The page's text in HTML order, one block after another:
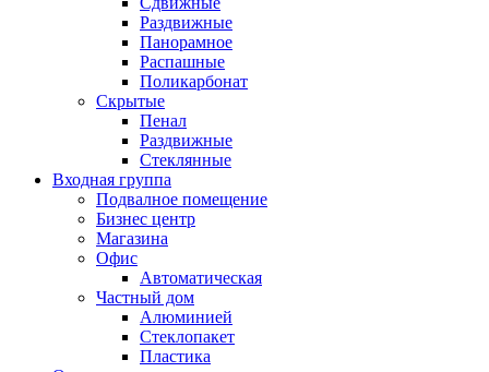
Раздвижные
Панорамное
Распашные
Поликарбонат
Скрытые
Пенал
Раздвижные
Стеклянные
Входная группа
Подвалное помещение
Бизнес центр
Магазина
Офис
Автоматическая
Частный дом
Алюминией
Стеклопакет
Пластика